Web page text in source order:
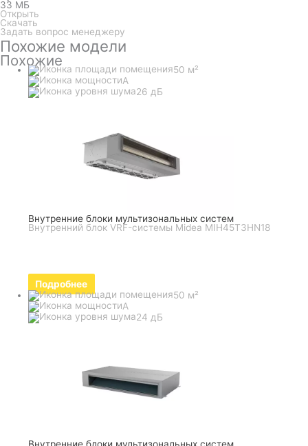
33 МБ
Открыть
Скачать
Задать вопрос менеджеру
Похожие модели
Похожие
50 м²
A
26 дБ
Внутренние блоки мультизональных систем
Внутренний блок VRF-системы Midea MIH45T3HN18
Подробнее
50 м²
A
24 дБ